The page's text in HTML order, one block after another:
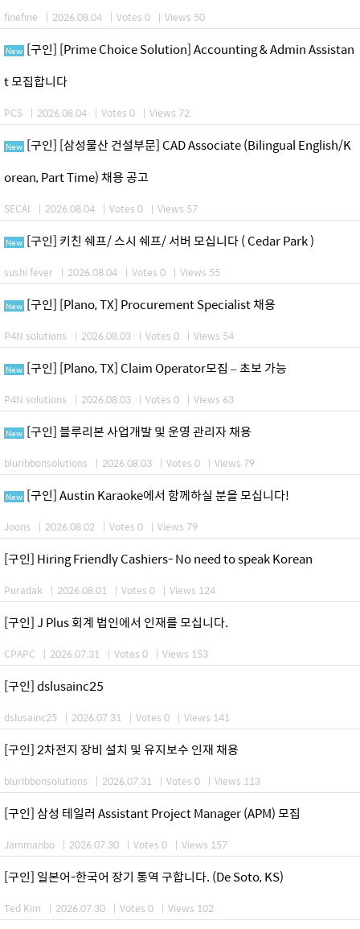
finefine | 2026.08.04 | Votes 0 | Views 50
New [구인] [Prime Choice Solution] Accounting & Admin Assistan
t 모집합니다
PCS | 2026.08.04 | Votes 0 | Views 72
New [구인] [삼성물산 건설부문] CAD Associate (Bilingual English/K
orean, Part Time) 채용 공고
SECAI | 2026.08.04 | Votes 0 | Views 57
New [구인] 키친 쉐프/ 스시 쉐프/ 서버 모십니다 ( Cedar Park )
sushi fever | 2026.08.04 | Votes 0 | Views 55
New [구인] [Plano, TX] Procurement Specialist 채용
P4N solutions | 2026.08.03 | Votes 0 | Views 54
New [구인] [Plano, TX] Claim Operator모집 – 초보 가능
P4N solutions | 2026.08.03 | Votes 0 | Views 63
New [구인] 블루리본 사업개발 및 운영 관리자 채용
bluribbonsolutions | 2026.08.03 | Votes 0 | Views 79
New [구인] Austin Karaoke에서 함께하실 분을 모십니다!
Joons | 2026.08.02 | Votes 0 | Views 79
[구인] Hiring Friendly Cashiers- No need to speak Korean
Puradak | 2026.08.01 | Votes 0 | Views 124
[구인] J Plus 회계 법인에서 인재를 모십니다.
CPAPC | 2026.07.31 | Votes 0 | Views 153
[구인] dslusainc25
dslusainc25 | 2026.07.31 | Votes 0 | Views 141
[구인] 2차전지 장비 설치 및 유지보수 인재 채용
bluribbonsolutions | 2026.07.31 | Votes 0 | Views 113
[구인] 삼성 테일러 Assistant Project Manager (APM) 모집
Jammanbo | 2026.07.30 | Votes 0 | Views 157
[구인] 일본어-한국어 장기 통역 구합니다. (De Soto, KS)
Ted Kim | 2026.07.30 | Votes 0 | Views 102